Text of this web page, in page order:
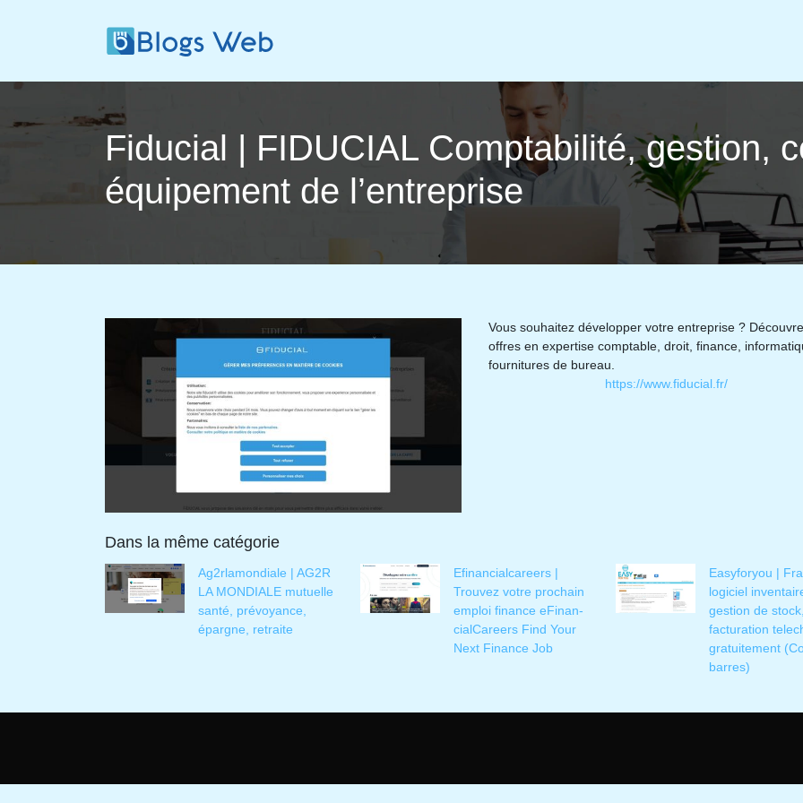
Fiducial | FIDUCIAL Comptabi­lité, gestion,
équipement de l’entreprise
Vous souhaitez développer votre entreprise ?
offres en expertise comptable, droit, finance,
fournitures de bureau.
https://www.fiducial.fr/
Dans la même catégorie
Ag2rlamondiale | AG2R
LA MONDIALE mutuelle
santé, prévoyance,
épargne, retraite
Efinan­cial­ca­reers |
Trouvez votre prochain
emploi finance eFinan­
cialCa­reers Find Your
Next Finance Job
Easyforyou |
logiciel
gestion de stock,
facturation
gratuite­ment
barres)